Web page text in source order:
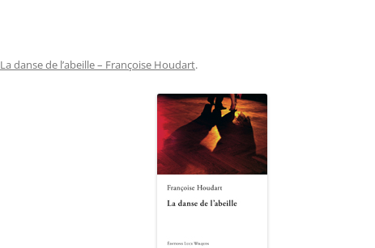
La danse de l’abeille – Françoise Houdart.